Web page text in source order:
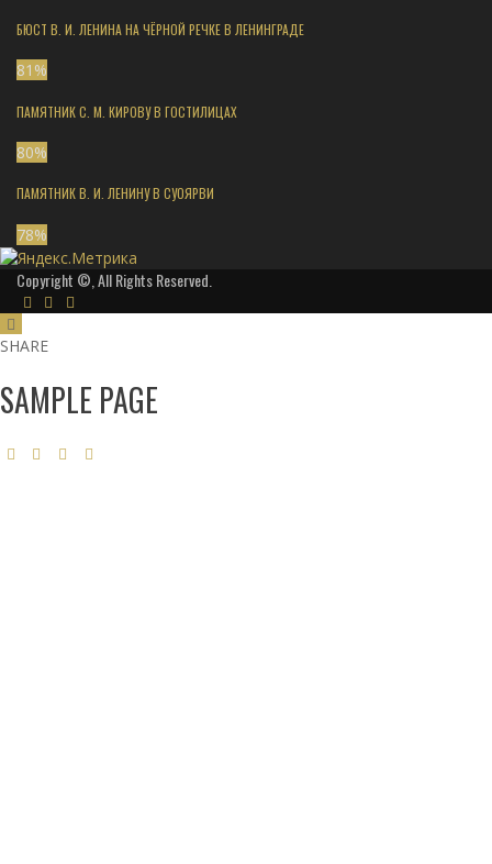
БЮСТ В. И. ЛЕНИНА НА ЧЁРНОЙ РЕЧКЕ В ЛЕНИНГРАДЕ
81 %
ПАМЯТНИК С. М. КИРОВУ В ГОСТИЛИЦАХ
80%
ПАМЯТНИК В. И. ЛЕНИНУ В СУОЯРВИ
78%
Copyright ©, All Rights Reserved.
SHARE
SAMPLE PAGE